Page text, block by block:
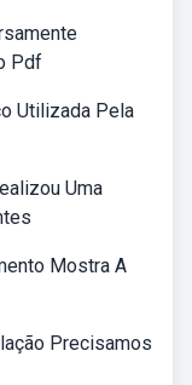
Pdf
Utilizada Pela
Uma
Mostra A
Precisamos